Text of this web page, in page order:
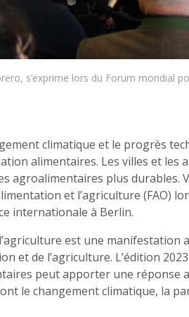
s’exprime lors du Forum mondial
climatique et le progrès
alimentaires. Les villes et les
agroalimentaires plus durables.
et l’agriculture (FAO)
internationale à Berlin.
est une manifestation
et de l’agriculture. L’édition
peut apporter une réponse
le changement climatique, la